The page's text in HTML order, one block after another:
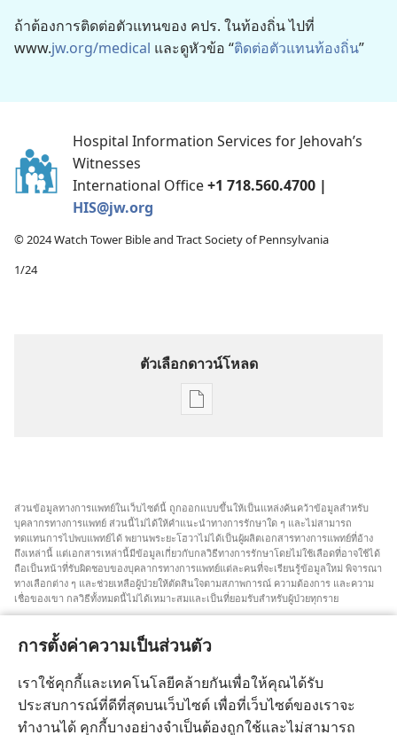
การตั้งค่าความเป็นส่วนตัว
เราใช้คุกกี้และเทคโนโลยีคล้ายกันเพื่อให้คุณได้รับ
ประสบการณ์ที่ดีที่สุดบนเว็บไซต์ เพื่อที่เว็บไซต์ของเราจะ
ทำงานได้ คุกกี้บางอย่างจำเป็นต้องถูกใช้และไม่สามารถ
ถ้า​ต้องการ​ติด​ต่อ​ตัว​แทน​ของ คปร. ใน​ท้องถิ่น ไป​ที่
www.jw.org/medical และ​ดู​หัวข้อ “ติดต่อ​ตัว​แทน​ท้องถิ่น”
Hospital Information Services for Jehovah’s
Witnesses
International Office+1 718.560.4700 |
HIS@jw.org
© 2024 Watch Tower Bible and Tract Society of Pennsylvania
1/24
ตัวเลือกดาวน์โหลด
ตัว
พิมพ์
คณะ
กรรมการ
ประสาน
งาน
โรง
พยาบาล
ของ
พยาน
ส่วน​ข้อมูล​ทาง​การ​แพทย์​ใน​เว็บไซต์​นี้ ถูก​ออก​แบบ​ขึ้น​ให้​เป็น​แหล่ง​ค้นคว้า​ข้อมูล​สำหรับ​
บุคลากร​ทาง​การ​แพทย์ ส่วน​นี้​ไม่​ได้​ให้​คำ​แนะ​นำ​ทาง​การ​รักษา​ใด ๆ และ​ไม่​สามารถ​
ทดแทน​การ​ไป​พบ​แพทย์​ได้ พยาน​พระ​ยะโฮวา​ไม่​ได้​เป็น​ผู้​ผลิต​เอกสาร​ทาง​การ​แพทย์​ที่​อ้าง​
ถึง​เหล่า​นี้ แต่​เอกสาร​เหล่า​นี้​มี​ข้อมูล​เกี่ยว​กับ​กลวิธี​ทาง​การ​รักษา​โดย​ไม่​ใช้​เลือด​ที่​อาจ​ใช้​ได้
ถือ​เป็น​หน้า​ที่​รับผิดชอบ​ของ​บุคลากร​ทาง​การ​แพทย์​แต่​ละ​คน​ที่​จะ​เรียน​รู้​ข้อมูล​ใหม่ พิจารณา​
ทาง​เลือก​ต่าง ๆ และ​ช่วยเหลือ​ผู้​ป่วย​ให้​ตัดสิน​ใจ​ตาม​สภาพการณ์ ความ​ต้องการ และ​ความ​
เชื่อ​ของ​เขา กลวิธี​ทั้ง​หมด​นี้​ไม่​ได้​เหมาะ​สม​และ​เป็น​ที่​ยอม​รับ​สำหรับ​ผู้​ป่วย​ทุก​ราย
สภาพการณ์​และ​วิธี​การ​รักษา​ของ​คุณ คุณ​ต้อง​ไป​พบ​แพทย์​ถ้า​รู้สึก​ว่า​ตัว​เอง​ป่วย